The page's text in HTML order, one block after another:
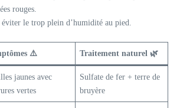
rouges.
éviter le trop plein d’humidité au pied.
⚠️ Traitement naturel 🌿
jaunes avec
vertes
Sulfate de fer + terre de
bruyère